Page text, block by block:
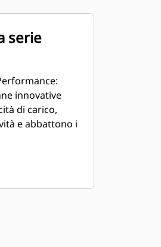
serie
innovative
di carico,
e abbattono i